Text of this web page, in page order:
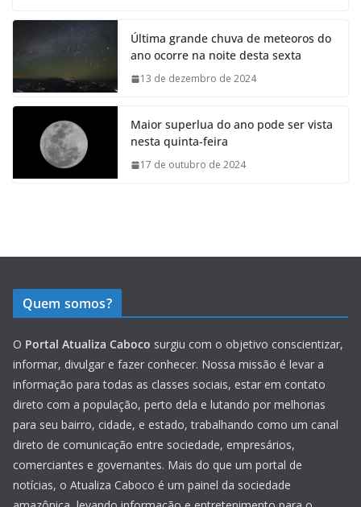
Última grande chuva de meteoros do
ano ocorre na noite desta sexta
13 de dezembro de 2024
Maior superlua do ano pode ser vista
nesta quinta-feira
17 de outubro de 2024
Quem somos?
O Portal Atualiza Caboco surgiu com o objetivo conscientizar,
informar, divulgar e fazer conhecer. Nossa missão é levar a
informação para todas as classes sociais, estar em contato
direto com a população, perto dela e lutando por melhorias
para seu bairro, cidade, e estado, trabalhando como um canal
direto de comunicação entre sociedade, empresários,
comerciantes e governantes. Mais do que um portal de
notícias, o Atualiza Caboco é um painel da sociedade